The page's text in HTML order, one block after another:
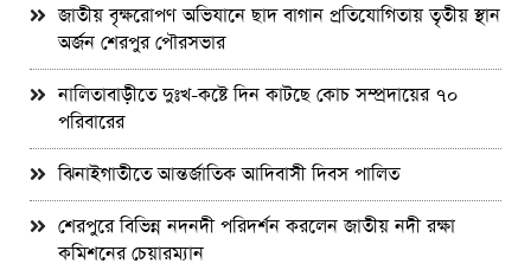
জাতীয় বৃক্ষরোপণ অভিযানে ছাদ বাগান প্রতিযোগিতায় তৃতীয় স্থান
অর্জন শেরপুর পৌরসভার
নালিতাবাড়ীতে দুঃখ-কষ্টে দিন কাটছে কোচ সম্প্রদায়ের ৭০
পরিবারের
ঝিনাইগাতীতে আন্তর্জাতিক আদিবাসী দিবস পালিত
শেরপুরে বিভিন্ন নদনদী পরিদর্শন করলেন জাতীয় নদী রক্ষা
কমিশনের চেয়ারম্যান